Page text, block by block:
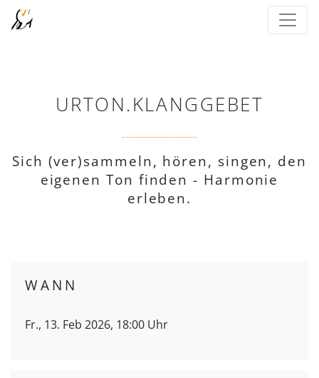
URTON.KLANGGEBET
Sich (ver)sammeln, hören, singen, den
eigenen Ton finden - Harmonie
erleben.
WANN
Fr., 13. Feb 2026, 18:00 Uhr